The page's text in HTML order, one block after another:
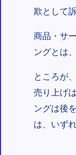
欺として
商品・サ
ングとは
ところが
売り上げ
ングは後
は、いず